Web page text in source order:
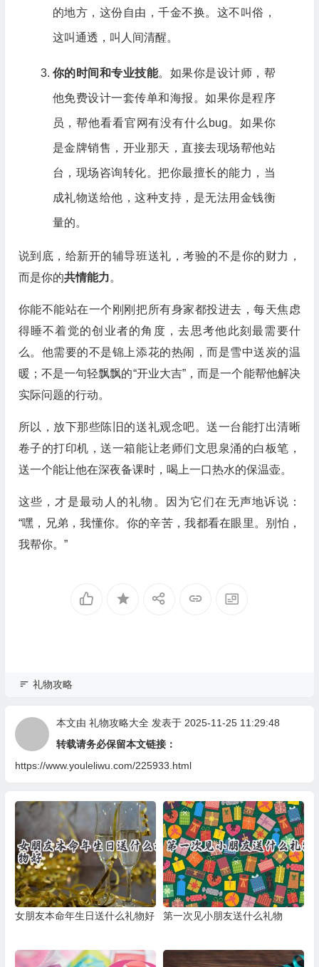
的地方，这份自由，千金不换。这不叫俗，
这叫通透，叫人间清醒。
你的时间和专业技能。如果你是设计师，帮
他免费设计一套传单和海报。如果你是程序
员，帮他看看官网有没有什么bug。如果你
是金牌销售，开业那天，直接去现场帮他站
台，现场咨询转化。把你最擅长的能力，当
成礼物送给他，这种支持，是无法用金钱衡
量的。
说到底，给新开的辅导班送礼，考验的不是你的财力，
而是你的共情能力。
你能不能站在一个刚刚把所有身家都投进去，每天焦虑
得睡不着觉的创业者的角度，去思考他此刻最需要什
么。他需要的不是锦上添花的热闹，而是雪中送炭的温
暖；不是一句轻飘飘的“开业大吉”，而是一个能帮他解决
实际问题的行动。
所以，放下那些陈旧的送礼观念吧。送一台能打出清晰
卷子的打印机，送一箱能让老师们文思泉涌的白板笔，
送一个能让他在深夜备课时，喝上一口热水的保温壶。
这些，才是最动人的礼物。因为它们在无声地诉说：
“嘿，兄弟，我懂你。你的辛苦，我都看在眼里。别怕，
我帮你。”
礼物攻略
本文由 礼物攻略大全发表于 2025-11-25 11:29:48
转载请务必保留本文链接：
https://www.youleliwu.com/225933.html
女朋友本命年生日送什么礼物好 第一次见小朋友送什么礼物